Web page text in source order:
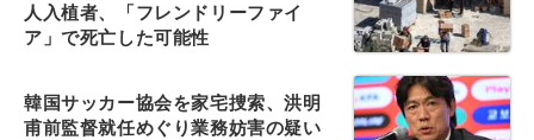
人入植者、「フレンドリーファイ
ア」で死亡した可能性
韓国サッカー協会を家宅捜索、洪明
甫前監督就任めぐり業務妨害の疑い